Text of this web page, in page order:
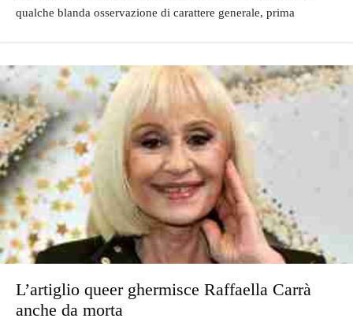
qualche blanda osservazione di carattere generale, prima
L’artiglio queer ghermisce Raffaella Carrà
anche da morta